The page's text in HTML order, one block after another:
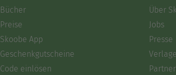
Bücher
Preise
Skoobe App
Geschenkgutscheine
Code einlösen
Über
Jobs
Presse
Verlage